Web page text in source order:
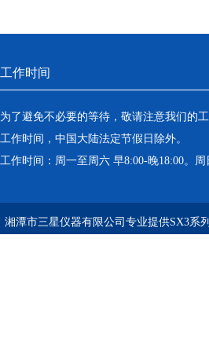
工作时间
为了避免不必要的等待，敬请注意我们的
工作时间，中国大陆法定节假日除外。
工作时间：周一至周六 早8:00-晚18:00。周
湘潭市三星仪器有限公司专业提供SX3系